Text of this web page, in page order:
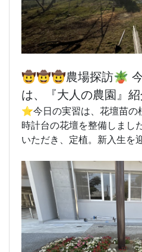
🤠🤠🤠農場探訪🪴
は、『大人の農園』紹
⭐️今日の実習は、花壇苗の
時計台の花壇を整備しまし
いただき、定植。新入生を